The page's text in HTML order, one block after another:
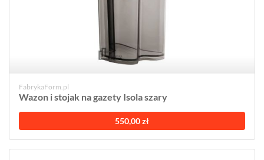
FabrykaForm.pl
Wazon i stojak na gazety Isola szary
550,00 zł